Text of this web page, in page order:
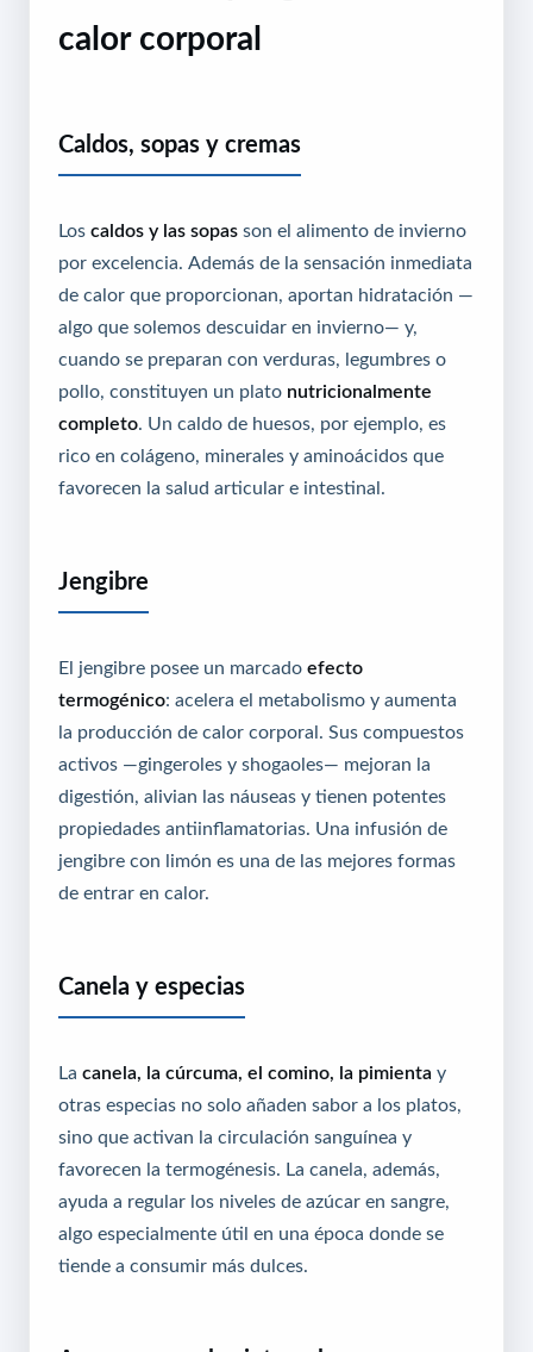
calor corporal
Caldos, sopas y cremas
Los caldos y las sopas son el alimento de invierno
por excelencia. Además de la sensación inmediata
de calor que proporcionan, aportan hidratación —
algo que solemos descuidar en invierno— y,
cuando se preparan con verduras, legumbres o
pollo, constituyen un plato nutricionalmente
completo . Un caldo de huesos, por ejemplo, es
rico en colágeno, minerales y aminoácidos que
favorecen la salud articular e intestinal.
Jengibre
El jengibre posee un marcado efecto
termogénico: acelera el metabolismo y aumenta
la producción de calor corporal. Sus compuestos
activos —gingeroles y shogaoles— mejoran la
digestión, alivian las náuseas y tienen potentes
propiedades antiinflamatorias. Una infusión de
jengibre con limón es una de las mejores formas
de entrar en calor.
Canela y especias
La canela, la cúrcuma, el comino, la pimienta y
otras especias no solo añaden sabor a los platos,
sino que activan la circulación sanguínea y
favorecen la termogénesis. La canela, además,
ayuda a regular los niveles de azúcar en sangre,
algo especialmente útil en una época donde se
tiende a consumir más dulces.